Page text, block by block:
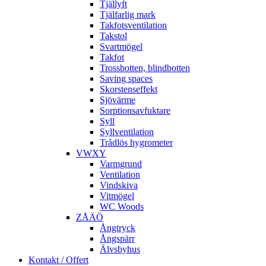
Tjällyft
Tjälfarlig mark
Takfotsventilation
Takstol
Svartmögel
Takfot
Trossbotten, blindbotten
Saving spaces
Skorstenseffekt
Sjövärme
Sorptionsavfuktare
Syll
Syllventilation
Trådlös hygrometer
VWXY
Varmgrund
Ventilation
Vindskiva
Vitmögel
WC Woods
ZÅÄÖ
Ångtryck
Ångspärr
Älvsbyhus
Kontakt / Offert